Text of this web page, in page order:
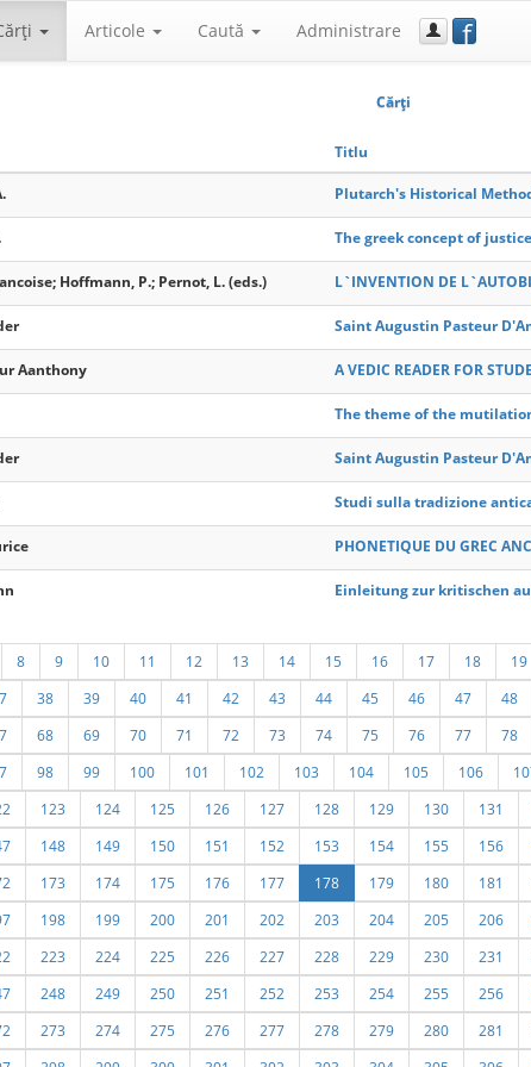
Articole Caută Administrare f
Cărţi
Titlu
Plutarch's Historical
The greek concept of
Hoffmann, P.; Pernot, L. (eds.) L`INVENTION DE
Saint Augustin Pasteur
Aanthony A VEDIC READER FOR
The theme of the
Saint Augustin Pasteur
Studi sulla tradizione
PHONETIQUE DU GREC
Einleitung zur kritischen
8 9 10 11 12 13 14 15 16 17 18 19
38 39 40 41 42 43 44 45 46 47 48
68 69 70 71 72 73 74 75 76 77 78
98 99 100 101 102 103 104 105 106
123 124 125 126 127 128 129 130 131
148 149 150 151 152 153 154 155 156
173 174 175 176 177 178 179 180 181
198 199 200 201 202 203 204 205 206
223 224 225 226 227 228 229 230 231
248 249 250 251 252 253 254 255 256
273 274 275 276 277 278 279 280 281